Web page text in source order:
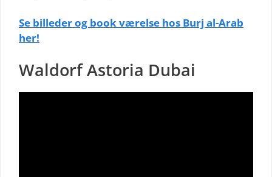
Se billeder og book værelse hos Burj al-Arab
her!
Waldorf Astoria Dubai